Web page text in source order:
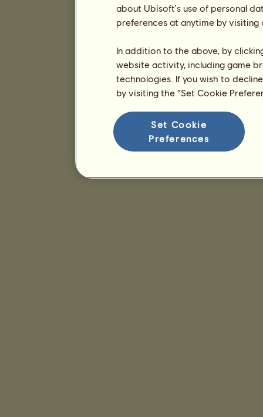
about Ubisoft's use of personal
preferences at anytime by
In addition to the above, by
website activity, including game
technologies. If you wish to
by visiting the “Set Cookie
Set Cookie
Preferences